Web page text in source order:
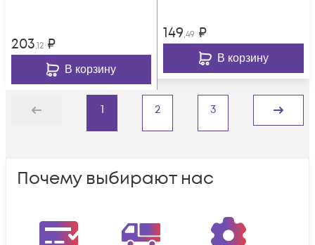
203,12 ₽
В корзину
149,49 ₽
В корзину
Назад
1 2 3
Дальше
Почему выбирают нас